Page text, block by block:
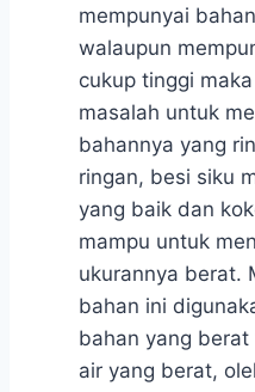
mempunyai
walaupun
cukup tinggi
masalah untuk
bahannya yang
ringan, besi siku
yang baik dan
mampu untuk
ukurannya berat.
bahan ini
bahan yang
air yang berat,